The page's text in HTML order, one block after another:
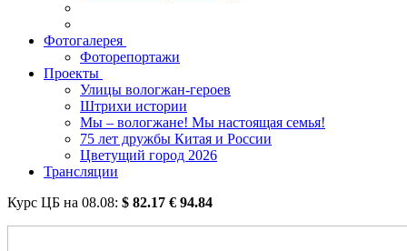
Фотогалерея
Фоторепортажи
Проекты
Улицы вологжан-героев
Штрихи истории
Мы – вологжане! Мы настоящая семья!
75 лет дружбы Китая и России
Цветущий город 2026
Трансляции
Курс ЦБ на 08.08: $ 82.17 € 94.84